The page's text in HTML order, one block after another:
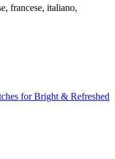
francese, italiano,
for Bright & Refreshed